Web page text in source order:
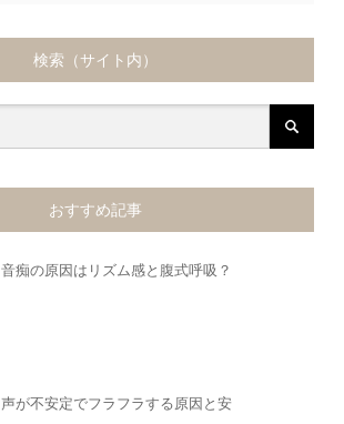
検索（サイト内）
おすすめ記事
音痴の原因はリズム感と腹式呼吸？
声が不安定でフラフラする原因と安